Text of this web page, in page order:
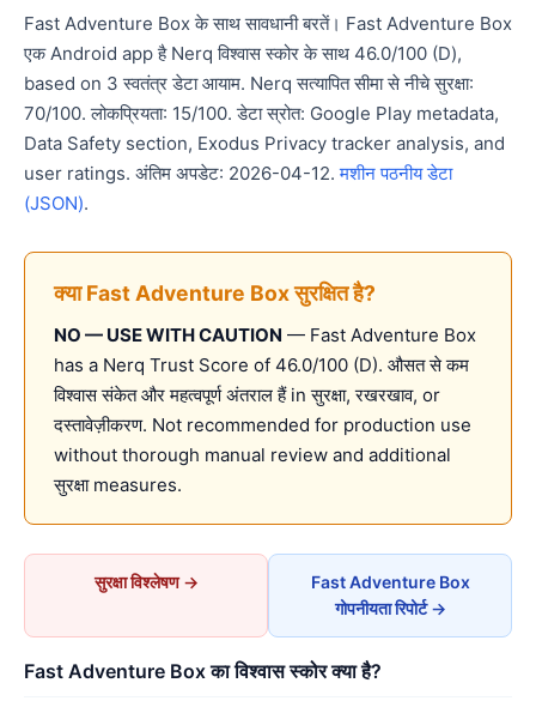
Fast Adventure Box के साथ सावधानी बरतें। Fast Adventure Box
एक Android app है Nerq विश्वास स्कोर के साथ 46.0/100 (D),
based on 3 स्वतंत्र डेटा आयाम. Nerq सत्यापित सीमा से नीचे सुरक्षा:
70/100. लोकप्रियता: 15/100. डेटा स्रोत: Google Play metadata,
Data Safety section, Exodus Privacy tracker analysis, and
user ratings. अंतिम अपडेट: 2026-04-12.मशीन पठनीय डेटा
(JSON).
क्या Fast Adventure Box सुरक्षित है?
NO — USE WITH CAUTION — Fast Adventure Box
has a Nerq Trust Score of 46.0/100 (D). औसत से कम
विश्वास संकेत और महत्वपूर्ण अंतराल हैं in सुरक्षा, रखरखाव, or
दस्तावेज़ीकरण. Not recommended for production use
without thorough manual review and additional
सुरक्षा measures.
सुरक्षा विश्लेषण →
Fast Adventure Box
गोपनीयता रिपोर्ट →
Fast Adventure Box का विश्वास स्कोर क्या है?